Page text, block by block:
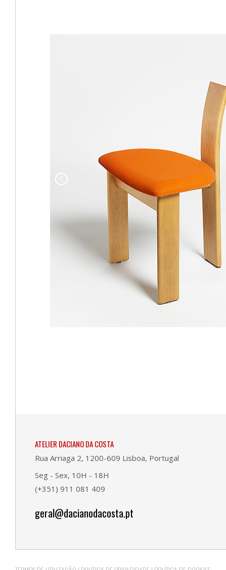
ATELIER DACIANO DA COSTA
Rua Arriaga 2, 1200-609 Lisboa, Portugal
Seg - Sex, 10H - 18H
(+351) 911 081 409
geral@dacianodacosta.pt